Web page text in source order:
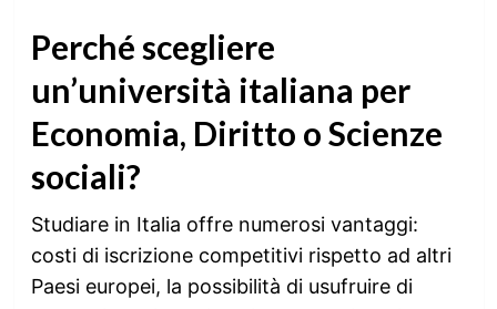
Perché scegliere
un’università italiana per
Economia, Diritto o Scienze
sociali?
Studiare in Italia offre numerosi vantaggi:
costi di iscrizione competitivi rispetto ad altri
Paesi europei, la possibilità di usufruire di